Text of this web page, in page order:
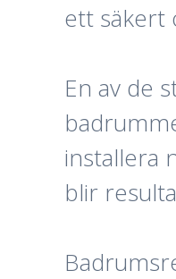
ett säkert
En av de
installera
blir